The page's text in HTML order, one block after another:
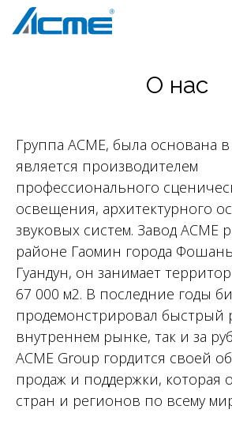
О нас
Группа ACME, была основана в
является производителем
профессионального
освещения, архитектурного
звуковых систем. Завод ACME
районе Гаомин города
Гуандун, он занимает
67 000 м2. В последние годы
продемонстрировал быстрый
внутреннем рынке, так и за
ACME Group гордится своей
продаж и поддержки, которая
стран и регионов по всему